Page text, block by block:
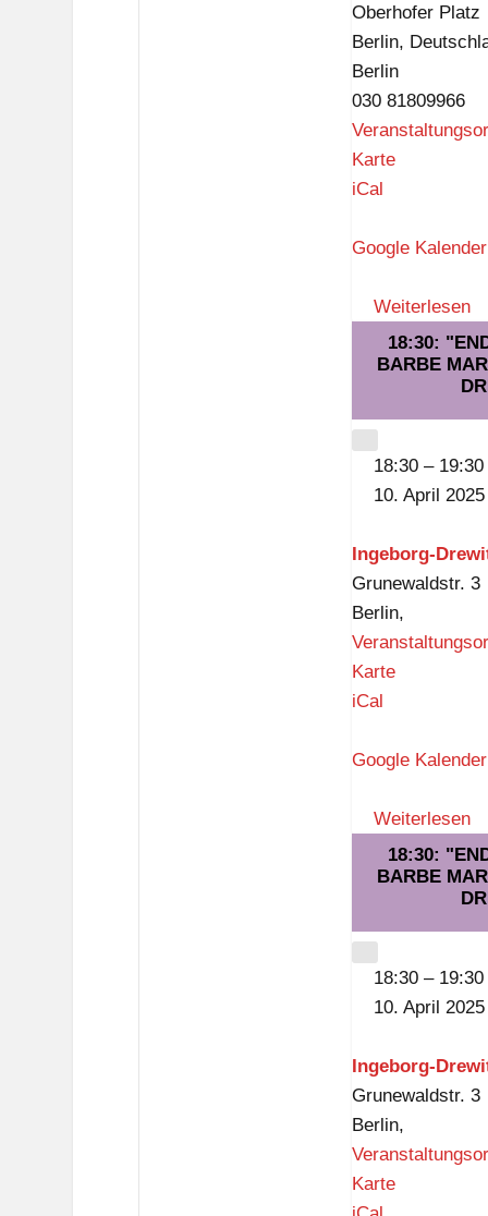
Oberhofer Platz
Berlin,
Berlin
030 81809966
KarteP
r
s
k
i
c
iCal
Google Kalender
Weiterlesen
18:30:
BARBE
CLOSE
18:30 – 19:30
10. April 2025
Ingeborg-
Grunewaldstr. 3
Berlin,
KarteI
e
o
r
g
D
iCal
Google Kalender
Weiterlesen
18:30:
BARBE
CLOSE
18:30 – 19:30
10. April 2025
Ingeborg-
Grunewaldstr. 3
Berlin,
KarteI